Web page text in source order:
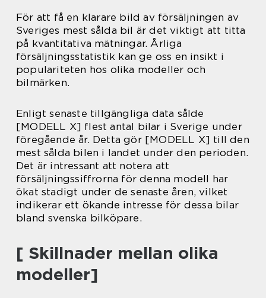
För att få en klarare bild av försäljningen av
Sveriges mest sålda bil är det viktigt att titta
på kvantitativa mätningar. Årliga
försäljningsstatistik kan ge oss en insikt i
populariteten hos olika modeller och
bilmärken.
Enligt senaste tillgängliga data sålde
[MODELL X] flest antal bilar i Sverige under
föregående år. Detta gör [MODELL X] till den
mest sålda bilen i landet under den perioden.
Det är intressant att notera att
försäljningssiffrorna för denna modell har
ökat stadigt under de senaste åren, vilket
indikerar ett ökande intresse för dessa bilar
bland svenska bilköpare.
[ Skillnader mellan olika
modeller]